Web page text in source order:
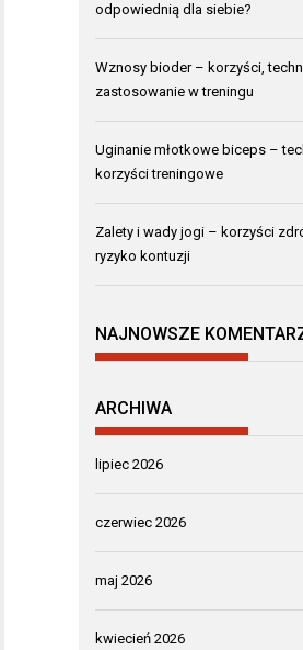
odpowiednią dla siebie?
Wznosy bioder – korzyści,
zastosowanie w treningu
Uginanie młotkowe biceps –
korzyści treningowe
Zalety i wady jogi – korzyści
ryzyko kontuzji
NAJNOWSZE
ARCHIWA
lipiec 2026
czerwiec 2026
maj 2026
kwiecień 2026